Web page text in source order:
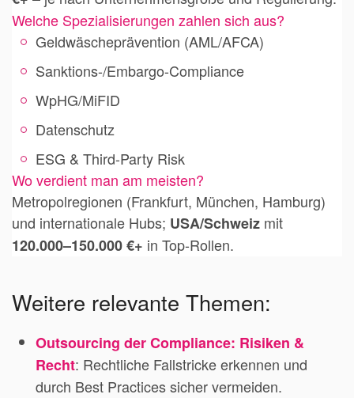
Welche Spezialisierungen zahlen sich aus?
Geldwäscheprävention (AML/AFCA)
Sanktions-/Embargo-Compliance
WpHG/MiFID
Datenschutz
ESG & Third-Party Risk
Wo verdient man am meisten?
Metropolregionen (Frankfurt, München, Hamburg)
und internationale Hubs; USA/Schweiz mit
120.000–150.000 €+ in Top-Rollen.
Weitere relevante Themen:
Outsourcing der Compliance: Risiken &
Recht: Rechtliche Fallstricke erkennen und
durch Best Practices sicher vermeiden.